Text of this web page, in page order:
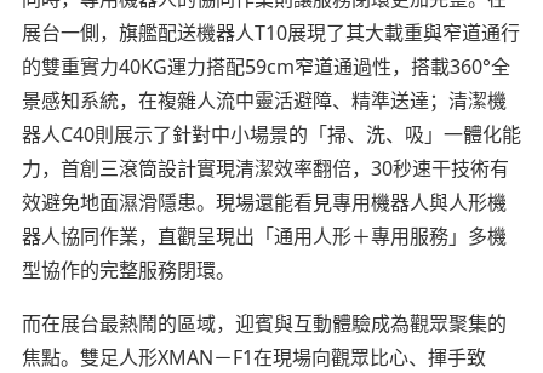
展台一側，旗艦配送機器人T10展現了其大載重與窄道通行
的雙重實力40KG運力搭配59cm窄道通過性，搭載360°全
景感知系統，在複雜人流中靈活避障、精準送達；清潔機
器人C40則展示了針對中小場景的「掃、洗、吸」一體化能
力，首創三滾筒設計實現清潔效率翻倍，30秒速干技術有
效避免地面濕滑隱患。現場還能看見專用機器人與人形機
器人協同作業，直觀呈現出「通用人形＋專用服務」多機
型協作的完整服務閉環。
而在展台最熱鬧的區域，迎賓與互動體驗成為觀眾聚集的
焦點。雙足人形XMAN－F1在現場向觀眾比心、揮手致